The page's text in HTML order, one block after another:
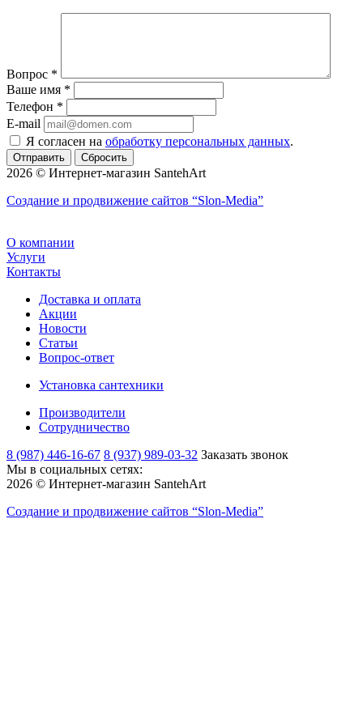
Вопрос *
Ваше имя *
Телефон *
E-mail
Я согласен на обработку персональных данных.
Сбросить
2026 © Интернет-магазин SantehArt
Создание и продвижение сайтов “Slon-Media”
О компании
Услуги
Контакты
Доставка и оплата
Акции
Новости
Статьи
Вопрос-ответ
Установка сантехники
Производители
Сотрудничество
8 (987) 446-16-67 8 (937) 989-03-32 Заказать звонок
Мы в социальных сетях:
2026 © Интернет-магазин SantehArt
Создание и продвижение сайтов “Slon-Media”